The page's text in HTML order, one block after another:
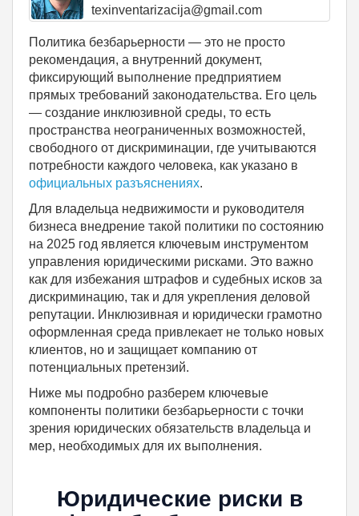
texinventarizacija@gmail.com
Политика безбарьерности — это не просто
рекомендация, а внутренний документ,
фиксирующий выполнение предприятием
прямых требований законодательства. Его цель
— создание инклюзивной среды, то есть
пространства неограниченных возможностей,
свободного от дискриминации, где учитываются
потребности каждого человека, как указано в
официальных разъяснениях.
Для владельца недвижимости и руководителя
бизнеса внедрение такой политики по состоянию
на 2025 год является ключевым инструментом
управления юридическими рисками. Это важно
как для избежания штрафов и судебных исков за
дискриминацию, так и для укрепления деловой
репутации. Инклюзивная и юридически грамотно
оформленная среда привлекает не только новых
клиентов, но и защищает компанию от
потенциальных претензий.
Ниже мы подробно разберем ключевые
компоненты политики безбарьерности с точки
зрения юридических обязательств владельца и
мер, необходимых для их выполнения.
Юридические риски в